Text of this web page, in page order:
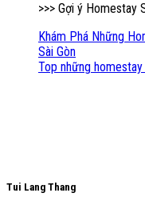
>>> Gợi ý Homestay
Khám Phá Những
Sài Gòn
Top những
Tui Lang Thang